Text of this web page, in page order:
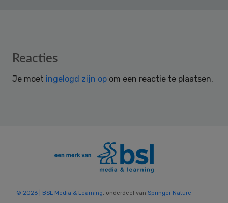
Reader
Reacties
Je moet ingelogd zijn op om een reactie te plaatsen.
© 2026 | BSL Media & Learning, onderdeel van Springer Nature